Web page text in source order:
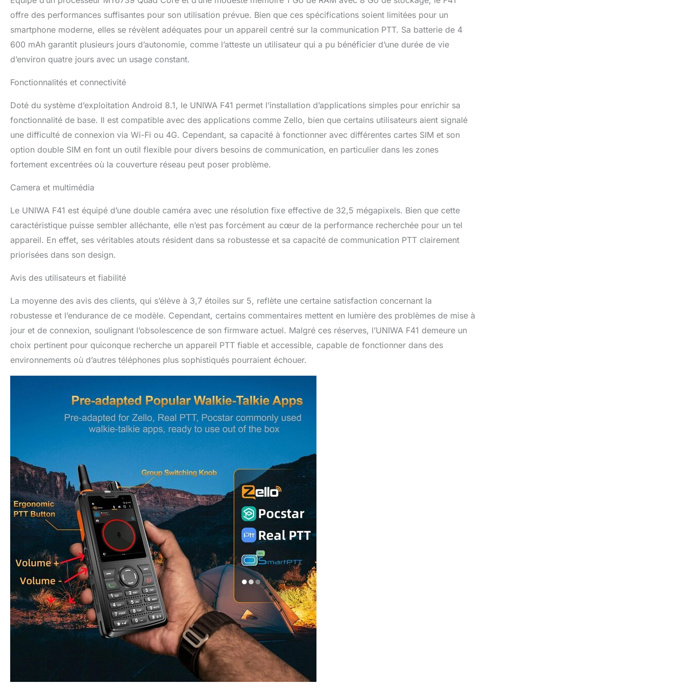
avec double microphone garantissent des appels et des photos d'une grande
clarté. Qu'il s'agisse d'intercom vidéo ou de photographie quotidienne, il offre une
image et un son de haute qualité. Équipé d'une grande batterie de 4600mAh avec
sans charge fréquente. Qu'il s'agisse d'un interphone de longue durée ou d'une
utilisation quotidienne, il peut répondre à vos besoins. Accessoires d'origine pour
offre des performances suffisantes pour son utilisation prévue. Bien que ces spécifications soient limitées pour un
smartphone moderne, elles se révèlent adéquates pour un appareil centré sur la communication PTT. Sa batterie de 4
600 mAh garantit plusieurs jours d’autonomie, comme l’atteste un utilisateur qui a pu bénéficier d’une durée de vie
d’environ quatre jours avec un usage constant.
Fonctionnalités et connectivité
Doté du système d’exploitation Android 8.1, le UNIWA F41 permet l’installation d’applications simples pour enrichir sa
fonctionnalité de base. Il est compatible avec des applications comme Zello, bien que certains utilisateurs aient signalé
une difficulté de connexion via Wi-Fi ou 4G. Cependant, sa capacité à fonctionner avec différentes cartes SIM et son
option double SIM en font un outil flexible pour divers besoins de communication, en particulier dans les zones
fortement excentrées où la couverture réseau peut poser problème.
Camera et multimédia
Le UNIWA F41 est équipé d’une double caméra avec une résolution fixe effective de 32,5 mégapixels. Bien que cette
caractéristique puisse sembler alléchante, elle n’est pas forcément au cœur de la performance recherchée pour un tel
appareil. En effet, ses véritables atouts résident dans sa robustesse et sa capacité de communication PTT clairement
priorisées dans son design.
Avis des utilisateurs et fiabilité
La moyenne des avis des clients, qui s’élève à 3,7 étoiles sur 5, reflète une certaine satisfaction concernant la
robustesse et l’endurance de ce modèle. Cependant, certains commentaires mettent en lumière des problèmes de mise à
jour et de connexion, soulignant l’obsolescence de son firmware actuel. Malgré ces réserves, l’UNIWA F41 demeure un
choix pertinent pour quiconque recherche un appareil PTT fiable et accessible, capable de fonctionner dans des
environnements où d’autres téléphones plus sophistiqués pourraient échouer.